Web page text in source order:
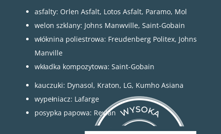
asfalty: Orlen Asfalt, Lotos Asfalt, Paramo, Mol
welon szklany: Johns Manwville, Saint-Gobain
włóknina poliestrowa: Freudenberg Politex, Johns
Manville
wkładka kompozytowa: Saint-Gobain
kauczuki: Dynasol, Kraton, LG, Kumho Asiana
wypełniacz: Lafarge
posypka papowa: Revlan